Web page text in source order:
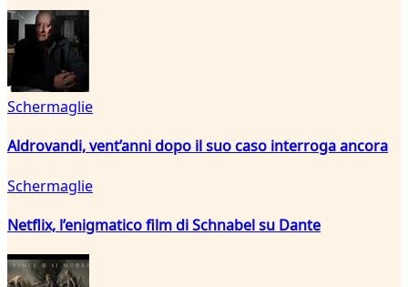
Schermaglie
Aldrovandi, vent’anni dopo il suo caso interroga ancora
Schermaglie
Netflix, l’enigmatico film di Schnabel su Dante